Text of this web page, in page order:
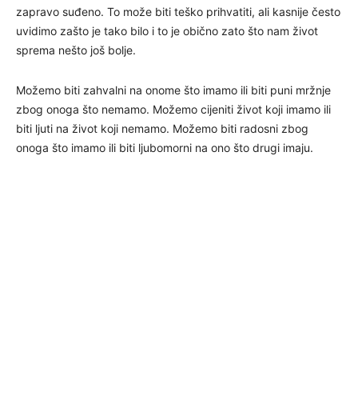
zapravo suđeno. To može biti teško prihvatiti, ali kasnije često
uvidimo zašto je tako bilo i to je obično zato što nam život
sprema nešto još bolje.
Možemo biti zahvalni na onome što imamo ili biti puni mržnje
zbog onoga što nemamo. Možemo cijeniti život koji imamo ili
biti ljuti na život koji nemamo. Možemo biti radosni zbog
onoga što imamo ili biti ljubomorni na ono što drugi imaju.